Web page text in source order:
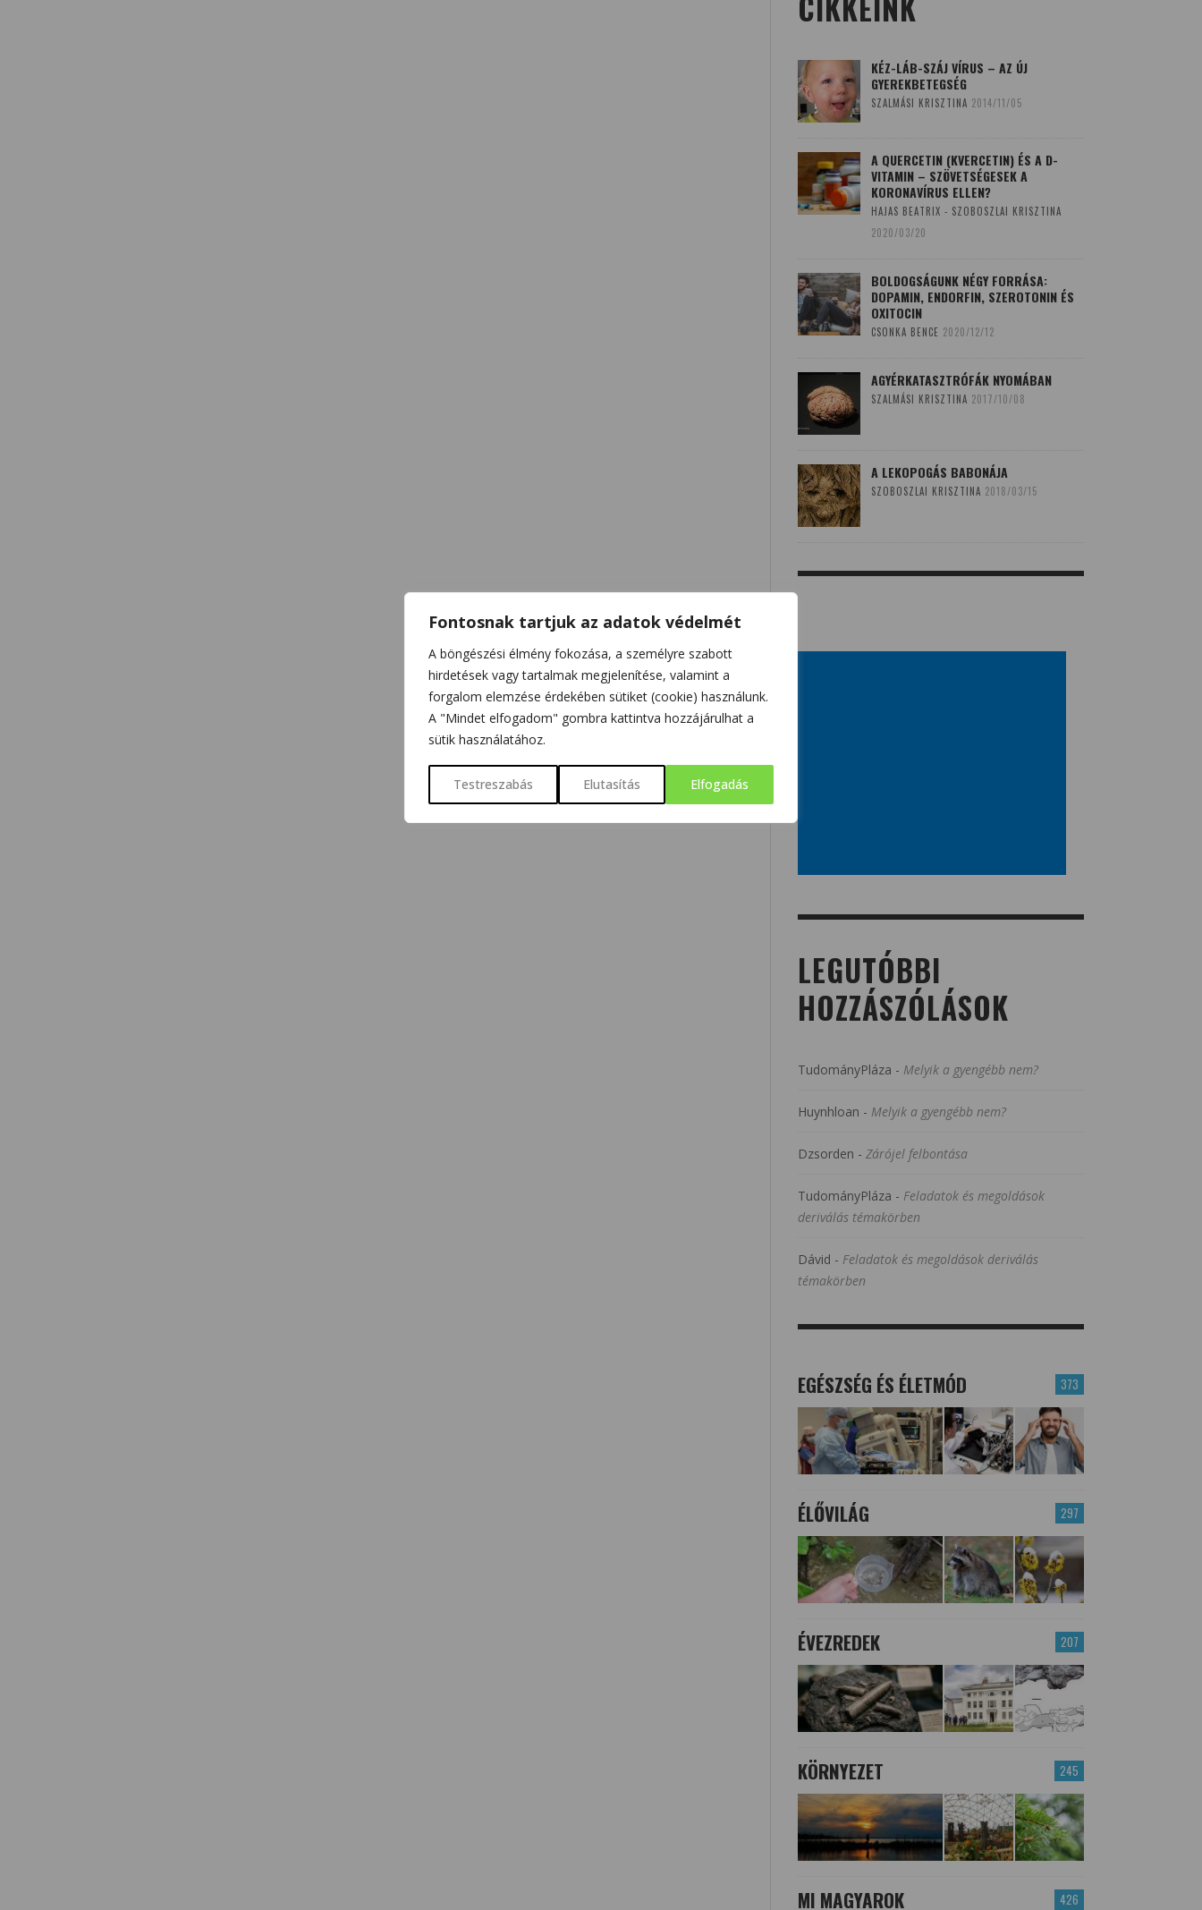
Fontosnak tartjuk az adatok védelmét
A böngészési élmény fokozása, a személyre szabott
hirdetések vagy tartalmak megjelenítése, valamint a
forgalom elemzése érdekében sütiket (cookie) használunk.
A "Mindet elfogadom" gombra kattintva hozzájárulhat a
sütik használatához.
Testreszabás Elutasítás Elfogadás
KÉZ-LÁB-SZÁJ VÍRUS – AZ ÚJ
GYEREKBETEGSÉG
SZALMÁSI KRISZTINA 2014/11/05
A QUERCETIN (KVERCETIN) ÉS A D-
VITAMIN – SZÖVETSÉGESEK A
KORONAVÍRUS ELLEN?
HAJAS BEATRIX - SZOBOSZLAI KRISZTINA
2020/03/20
BOLDOGSÁGUNK NÉGY FORRÁSA:
DOPAMIN, ENDORFIN, SZEROTONIN ÉS
OXITOCIN
CSONKA BENCE 2020/12/12
AGYÉRKATASZTRÓFÁK NYOMÁBAN
SZALMÁSI KRISZTINA 2017/10/08
A LEKOPOGÁS BABONÁJA
SZOBOSZLAI KRISZTINA 2018/03/15
LEGUTÓBBI
HOZZÁSZÓLÁSOK
TudományPláza - Melyik a gyengébb nem?
Huynhloan - Melyik a gyengébb nem?
Dzsorden - Zárójel felbontása
TudományPláza - Feladatok és megoldások
deriválás témakörben
Dávid - Feladatok és megoldások deriválás
témakörben
373
EGÉSZSÉG ÉS ÉLETMÓD
297
ÉLŐVILÁG
207
ÉVEZREDEK
245
KÖRNYEZET
426
MI MAGYAROK